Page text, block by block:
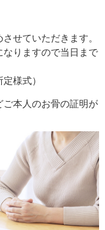
せていただきます。
なりますので当日まで
様式）
ご本人のお骨の証明が